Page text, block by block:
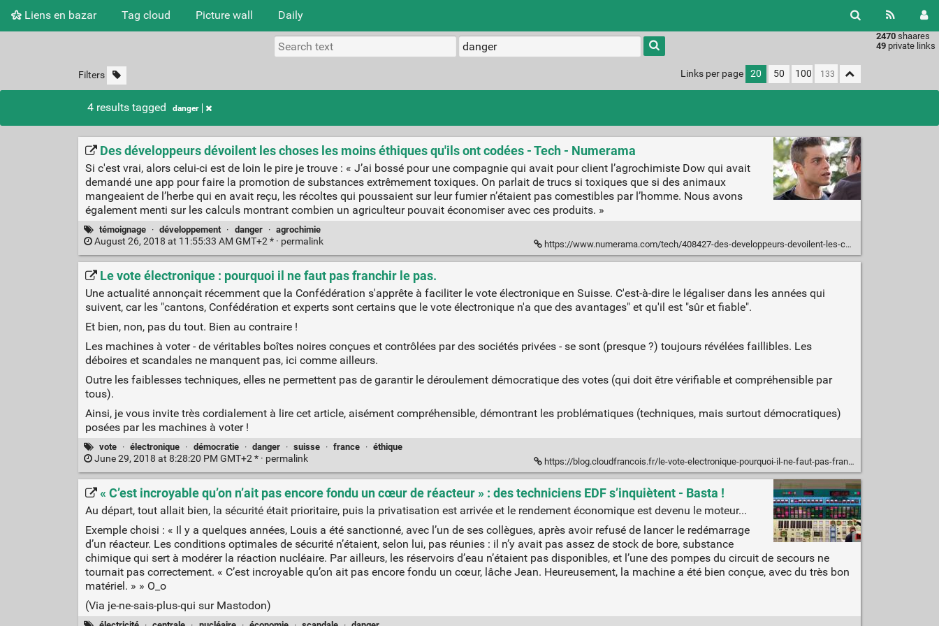
Liens en bazar Tag cloud Picture wall Daily
2470 shaares
49 private links
Filters Links per page 20 50 100
4 results tagged danger
Des développeurs dévoilent les choses les moins éthiques qu'ils ont codées - Tech - Numerama
Si c'est vrai, alors celui-ci est de loin le pire je trouve : « J’ai bossé pour une compagnie qui avait pour client l’agrochimiste Dow qui avait
demandé une app pour faire la promotion de substances extrêmement toxiques. On parlait de trucs si toxiques que si des animaux
mangeaient de l’herbe qui en avait reçu, les récoltes qui poussaient sur leur fumier n’étaient pas comestibles par l’homme. Nous avons
également menti sur les calculs montrant combien un agriculteur pouvait économiser avec ces produits. »
témoignage · développement · danger · agrochimie
August 26, 2018 at 11:55:33 AM GMT+2 * · permalink https://www.numerama.com/tech/408427-des-developpeurs-devoilent-les-choses-les-moins-ethiques-quils-ont-codees.html
Le vote électronique : pourquoi il ne faut pas franchir le pas.
Une actualité annonçait récemment que la Confédération s'apprête à faciliter le vote électronique en Suisse. C'est-à-dire le légaliser dans les années qui
suivent, car les "cantons, Confédération et experts sont certains que le vote électronique n'a que des avantages" et qu'il est "sûr et fiable".
Et bien, non, pas du tout. Bien au contraire !
Les machines à voter - de véritables boîtes noires conçues et contrôlées par des sociétés privées - se sont (presque ?) toujours révélées faillibles. Les
déboires et scandales ne manquent pas, ici comme ailleurs.
Outre les faiblesses techniques, elles ne permettent pas de garantir le déroulement démocratique des votes (qui doit être vérifiable et compréhensible par
tous).
Ainsi, je vous invite très cordialement à lire cet article, aisément compréhensible, démontrant les problématiques (techniques, mais surtout démocratiques)
posées par les machines à voter !
vote · électronique · démocratie · danger · suisse · france · éthique
June 29, 2018 at 8:28:20 PM GMT+2 * · permalink https://blog.cloudfrancois.fr/le-vote-electronique-pourquoi-il-ne-faut-pas-franchir-le-pas/
« C’est incroyable qu’on n’ait pas encore fondu un cœur de réacteur » : des techniciens EDF s’inquiètent - Basta !
Au départ, tout allait bien, la sécurité était prioritaire, puis la privatisation est arrivée et le rendement économique est devenu le moteur...
Exemple choisi : « Il y a quelques années, Louis a été sanctionné, avec l’un de ses collègues, après avoir refusé de lancer le redémarrage
d’un réacteur. Les conditions optimales de sécurité n’étaient, selon lui, pas réunies : il n’y avait pas assez de stock de bore, substance
chimique qui sert à modérer la réaction nucléaire. Par ailleurs, les réservoirs d’eau n’étaient pas disponibles, et l’une des pompes du circuit de secours ne
tournait pas correctement. « C’est incroyable qu’on ait pas encore fondu un cœur, lâche Jean. Heureusement, la machine a été bien conçue, avec du très bon
matériel. » » O_o
(Via je-ne-sais-plus-qui sur Mastodon)